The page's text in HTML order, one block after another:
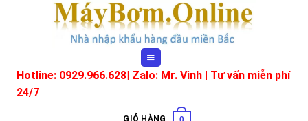
Hotline: 0929.966.628| Zalo: Mr. Vinh | Tư vấn miễn phí
24/7